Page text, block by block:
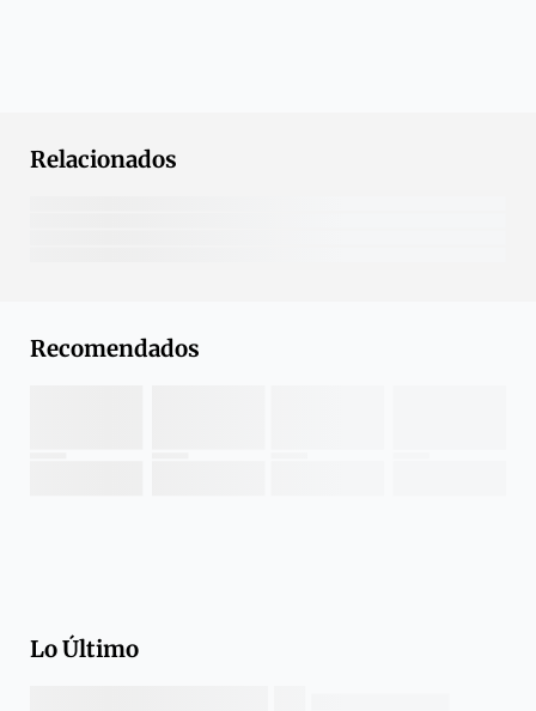
Relacionados
Recomendados
Lo Último